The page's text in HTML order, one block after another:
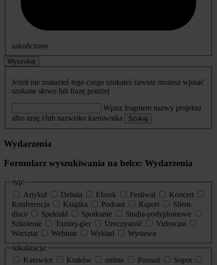
zakończony
Wyszukaj
Jeżeli nie znalazłeś tego czego szukałeś zawsze możesz wpisać
szukane słowo lub frazę poniżej
Wpisz fragment nazwy projektu
albo imię i/lub nazwisko kierownika
Szukaj
Wydarzenia
Formularz wyszukiwania na belce: Wydarzenia
typ:
Artykuł
Debata Ebook Festiwal
Koncert
Konferencja
Książka Podcast Raport
Silent-
disco
Spektakl Spotkanie
Studia-podyplomowe
Szkolenie
Turniej-gier Uroczystość
Videocast
Warsztat
Webinar Wykład
Wystawa
lokalizacja:
Katowice
Kraków online Poznań
Sopot